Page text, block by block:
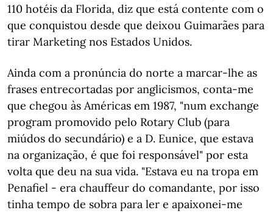
110 hotéis da Florida, diz que está contente com o
que conquistou desde que deixou Guimarães para
tirar Marketing nos Estados Unidos.
Ainda com a pronúncia do norte a marcar-lhe as
frases entrecortadas por anglicismos, conta-me
que chegou às Américas em 1987, "num exchange
program promovido pelo Rotary Club (para
miúdos do secundário) e a D. Eunice, que estava
na organização, é que foi responsável" por esta
volta que deu na sua vida. "Estava eu na tropa em
Penafiel - era chauffeur do comandante, por isso
tinha tempo de sobra para ler e apaixonei-me